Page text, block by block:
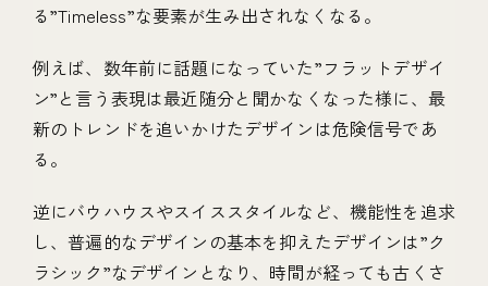
る”Timeless”な要素が生み出されなくなる。
例えば、数年前に話題になっていた”フラットデザイ
ン”と言う表現は最近随分と聞かなくなった様に、最
新のトレンドを追いかけたデザインは危険信号であ
る。
逆にバウハウスやスイススタイルなど、機能性を追求
し、普遍的なデザインの基本を抑えたデザインは”ク
ラシック”なデザインとなり、時間が経っても古くさ